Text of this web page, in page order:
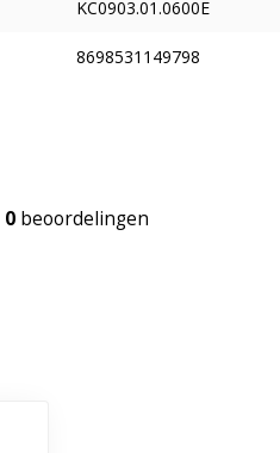
KC0903.01.0600E
8698531149798
0 beoordelingen